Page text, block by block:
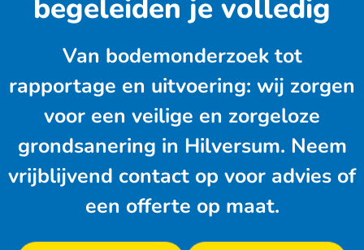
begeleiden je volledig
Van bodemonderzoek tot
rapportage en uitvoering: wij zorgen
voor een veilige en zorgeloze
grondsanering in Hilversum. Neem
vrijblijvend contact op voor advies of
een offerte op maat.